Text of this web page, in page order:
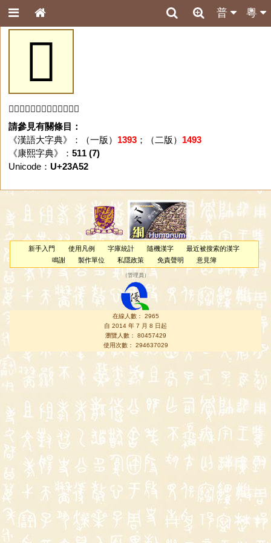
粵
普
𣩒
「𣩒」字未收錄於本資料庫。
請參見有關條目：
《漢語大字典》：（一版） 1393；（二版） 1493
《康熙字典》： 511 (7)
Unicode： U+23A52
新手入門 使用凡例 字庫統計 隨機漢字
最近被搜索的漢字
鳴謝
製作單位 私隱政策 免責聲明 意見簿
（管理員 ）
在線人數： 2965
自 2014 年 7 月 8 日起
瀏覽人數： 80457429
使用次數： 294637029